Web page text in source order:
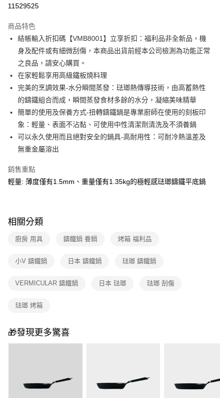
合作金庫商業銀行
華南商業銀行
彰化商業銀行
上海商業儲蓄銀行
台北富邦商業銀行
國泰世華商業銀行
臺灣中小企業銀行
匯豐（台灣）商業銀行
華泰商業銀行
聯邦商業銀行
遠東國際商業銀行
元大商業銀行
永豐商業銀行
玉山商業銀行
星展（台灣）商業銀行
台新國際商業銀行
中國信託商業銀行
台灣樂天信用卡公司
6 期 0 利率 每期
華南商業銀行
彰化商業銀行
上海商業儲蓄銀行
國泰世華商業銀行
臺灣中小企業銀行
台中商業銀行
匯豐（台灣）商業銀行
華泰商業銀行
聯邦商業銀行
遠東國際商業銀行
元大商業銀行
永豐商業銀行
玉山商業銀行
星展（台灣）商業銀行
台新國際商業銀行
中國信託商業銀行
台灣樂天信用卡公司
即享券
LINE Pay
Apple Pay
街口支付
Google Pay
ATM付款
宅配
免運費
11529525
商品特色
結帳輸入折扣碼【VMB8001】立享折扣：福利品非全新品，機
身及配件或有細微刮傷，本商品出貨前經本公司檢測為功能正常
之良品，請安心購買。
在家輕鬆享用高級鐵板燒料理
完美的烹調效果-水分瞬間蒸發：琺瑯熱傳導技術，由高蓄熱性
的鑄鐵組合而成，瞬間蒸發食材多餘的水分，凝縮美味精華
簡單的使用及保養方式-扭轉鑄鐵鍋是專業廚師在使用的刻板印
象：輕量、表面不沾黏、可使用中性清潔劑清洗及不須養鍋
可以永久使用而且絕對安全的鍋具-高耐用性：可耐冷熱溫差及
無重金屬溶出
銷售重點
輕量: 薄度僅有1.5mm、重量僅有1.35kg的極輕感琺瑯鑄鐵平底鍋
相關分類
廚房 用具 鑄鐵鍋 養鍋 烤箱 福利品
小V 鑄鐵鍋 日本 鑄鐵鍋 琺瑯 鑄鐵鍋
VERMICULAR 鑄鐵鍋 日本 琺瑯 琺瑯 刮傷
琺瑯 烤箱
🎁發現更多驚喜